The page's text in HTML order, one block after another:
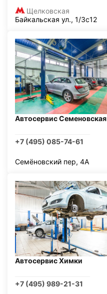
Щелковская
Байкальская ул., 1/3с12
Автосервис Семеновская
+7 (495) 085-74-61
Семёновский пер, 4А
Автосервис Химки
+7 (495) 989-21-31